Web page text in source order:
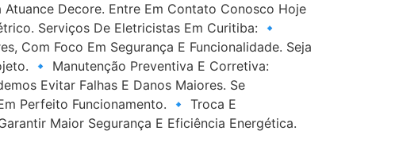
Decore. Entre Em Contato Conosco Hoje
Serviços De Eletricistas Em Curitiba: 🔹
Com Foco Em Segurança E Funcionalidade. Seja
🔹 Manutenção Preventiva E Corretiva:
Evitar Falhas E Danos Maiores. Se
Perfeito Funcionamento. 🔹 Troca E
Maior Segurança E Eficiência Energética.